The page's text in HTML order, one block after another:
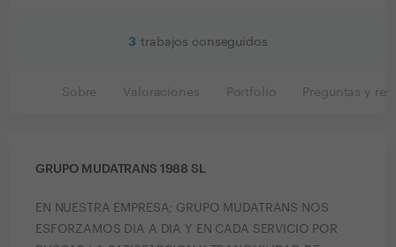
3 trabajos conseguidos
Sobre Valoraciones Portfolio Preguntas y
GRUPO MUDATRANS 1988 SL
EN NUESTRA EMPRESA; GRUPO MUDATRANS NOS
ESFORZAMOS DIA A DIA Y EN CADA SERVICIO POR